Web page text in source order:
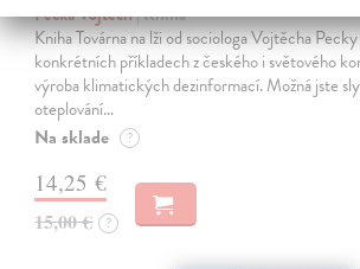
Pecka Vojtěch| Kniha
Kniha Továrna na lži od sociologa Vojtěcha
konkrétních příkladech z českého i světového
výroba klimatických dezinformací. Možná jste
oteplování…
Na sklade ?
14,25 €
15,00 € ?